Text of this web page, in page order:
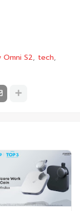
Omni S2 tech